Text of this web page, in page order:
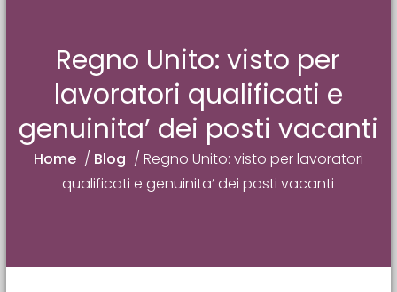
Regno Unito: visto per
lavoratori qualificati e
genuinita’ dei posti vacanti
Home / Blog / Regno Unito: visto per lavoratori
qualificati e genuinita’ dei posti vacanti